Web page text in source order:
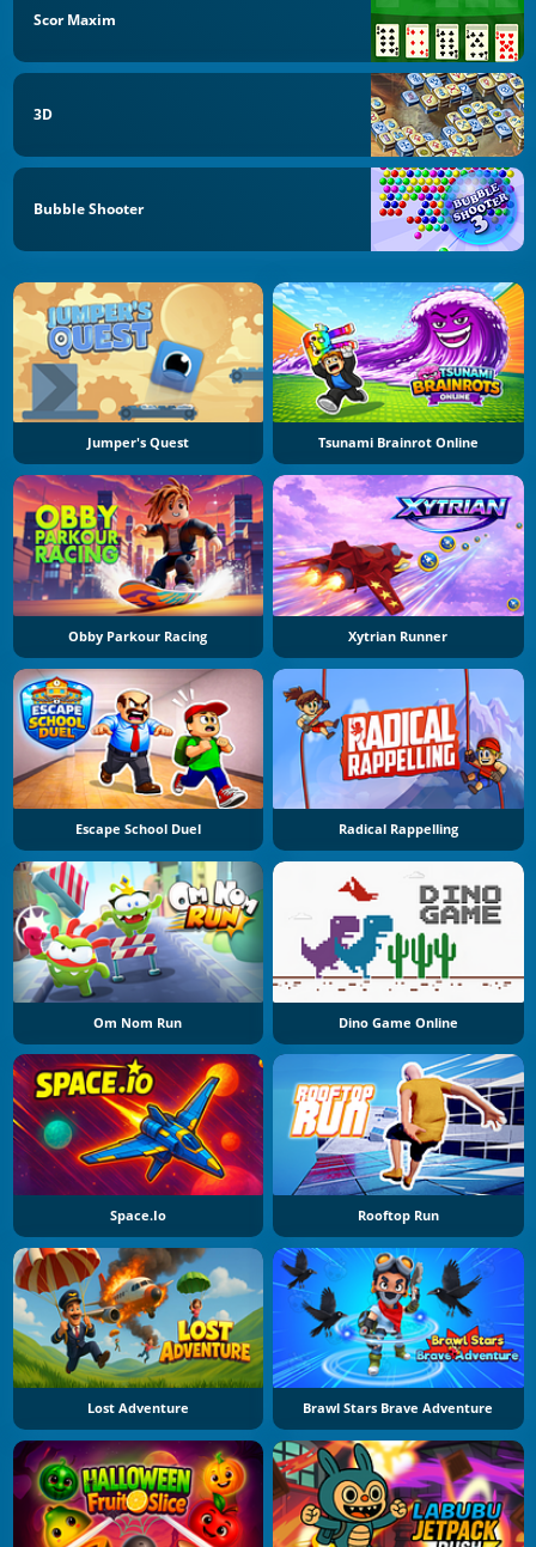
Scor Maxim
3D
Bubble Shooter
Jumper's Quest Tsunami Brainrot Online
Obby Parkour Racing Xytrian Runner
Escape School Duel Radical Rappelling
Om Nom Run Dino Game Online
Space.io Rooftop Run
Lost Adventure Brawl Stars Brave Adventure